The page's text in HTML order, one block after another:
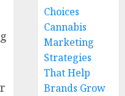
Choices
Cannabis
Marketing
Strategies
That Help
Brands Grow